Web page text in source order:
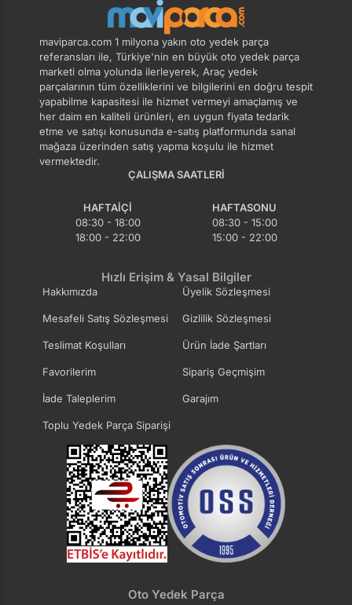
maviparca.com 1 milyona yakın oto yedek parça
referansları ile, Türkiye'nin en büyük oto yedek parça
marketi olma yolunda ilerleyerek, Araç yedek
parçalarının tüm özelliklerini ve bilgilerini en doğru tespit
yapabilme kapasitesi ile hizmet vermeyi amaçlamış ve
her daim en kaliteli ürünleri, en uygun fiyata tedarik
etme ve satışı konusunda e-satış platformunda sanal
mağaza üzerinden satış yapma koşulu ile hizmet
vermektedir.
ÇALIŞMA SAATLERI
HAFTAIÇI
08:30 - 18:00
18:00 - 22:00
HAFTASONU
08:30 - 15:00
15:00 - 22:00
Hızlı Erişim & Yasal Bilgiler
Hakkımızda Üyelik Sözleşmesi
Mesafeli Satış Sözleşmesi Gizlilik Sözleşmesi
Teslimat Koşulları Ürün İade Şartları
Favorilerim Sipariş Geçmişim
İade Taleplerim Garajım
Toplu Yedek Parça Siparişi
Oto Yedek Parça